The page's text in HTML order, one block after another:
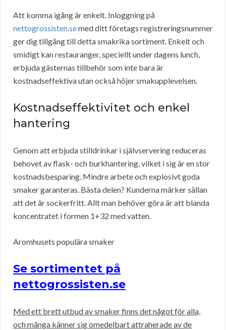
Att komma igång är enkelt. Inloggning på
nettogrossisten.semed ditt företags registreringsnummer
ger dig tillgång till detta smakrika sortiment. Enkelt och
smidigt kan restauranger, speciellt under dagens lunch,
erbjuda gästernas tillbehör som inte bara är
kostnadseffektiva utan också höjer smakupplevelsen.
Kostnadseffektivitet och enkel
hantering
Genom att erbjuda stilldrinkar i självservering reduceras
behovet av flask- och burkhantering, vilket i sig är en stor
kostnadsbesparing. Mindre arbete och explosivt goda
smaker garanteras. Bästa delen? Kunderna märker sällan
att det är sockerfritt. Allt man behöver göra är att blanda
koncentratet i formen 1+32 med vatten.
Aromhusets populära smaker
Se sortimentet på
nettogrossisten.se
Med ett brett utbud av smaker finns det något för alla,
och många känner sig omedelbart attraherade av de